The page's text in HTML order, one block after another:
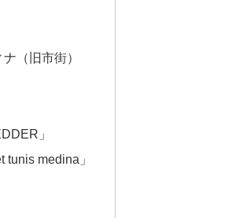
（旧市街）
」
medina」